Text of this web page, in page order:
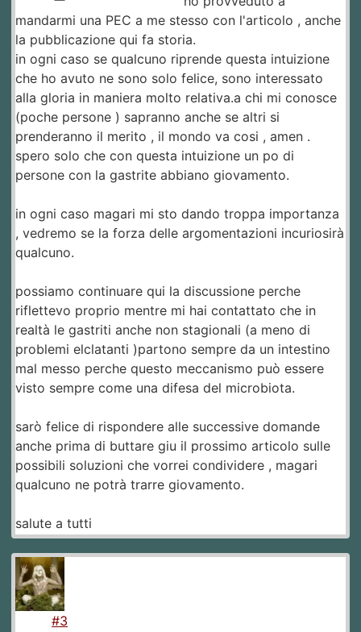
mandarmi una PEC a me stesso con l'articolo , anche
la pubblicazione qui fa storia.
in ogni caso se qualcuno riprende questa intuizione
che ho avuto ne sono solo felice, sono interessato
alla gloria in maniera molto relativa.a chi mi conosce
(poche persone ) sapranno anche se altri si
prenderanno il merito , il mondo va cosi , amen .
spero solo che con questa intuizione un po di
persone con la gastrite abbiano giovamento.
in ogni caso magari mi sto dando troppa importanza
, vedremo se la forza delle argomentazioni incuriosirà
qualcuno.
possiamo continuare qui la discussione perche
riflettevo proprio mentre mi hai contattato che in
realtà le gastriti anche non stagionali (a meno di
problemi elclatanti )partono sempre da un intestino
mal messo perche questo meccanismo può essere
visto sempre come una difesa del microbiota.
sarò felice di rispondere alle successive domande
anche prima di buttare giu il prossimo articolo sulle
possibili soluzioni che vorrei condividere , magari
qualcuno ne potrà trarre giovamento.
salute a tutti
#3